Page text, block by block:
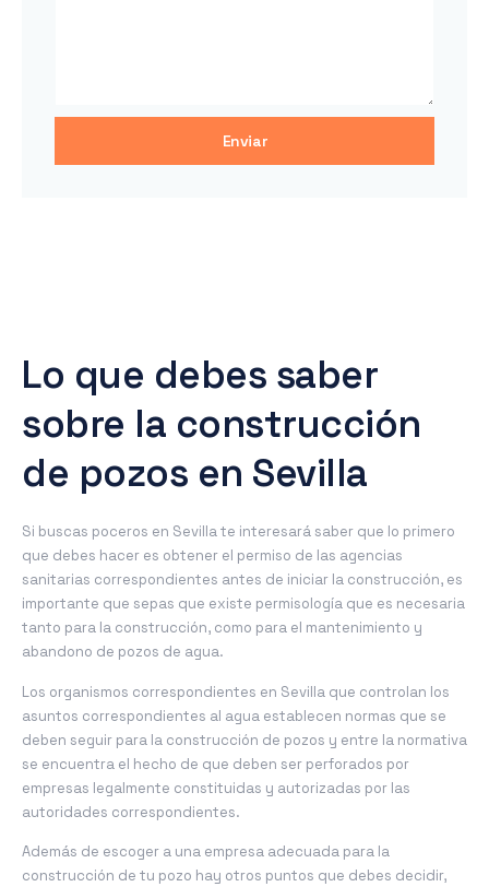
Enviar
Lo que debes saber
sobre la construcción
de pozos en Sevilla
Si buscas poceros en Sevilla te interesará saber que lo primero
que debes hacer es obtener el permiso de las agencias
sanitarias correspondientes antes de iniciar la construcción, es
importante que sepas que existe permisología que es necesaria
tanto para la construcción, como para el mantenimiento y
abandono de pozos de agua.
Los organismos correspondientes en Sevilla que controlan los
asuntos correspondientes al agua establecen normas que se
deben seguir para la construcción de pozos y entre la normativa
se encuentra el hecho de que deben ser perforados por
empresas legalmente constituidas y autorizadas por las
autoridades correspondientes.
Además de escoger a una empresa adecuada para la
construcción de tu pozo hay otros puntos que debes decidir,